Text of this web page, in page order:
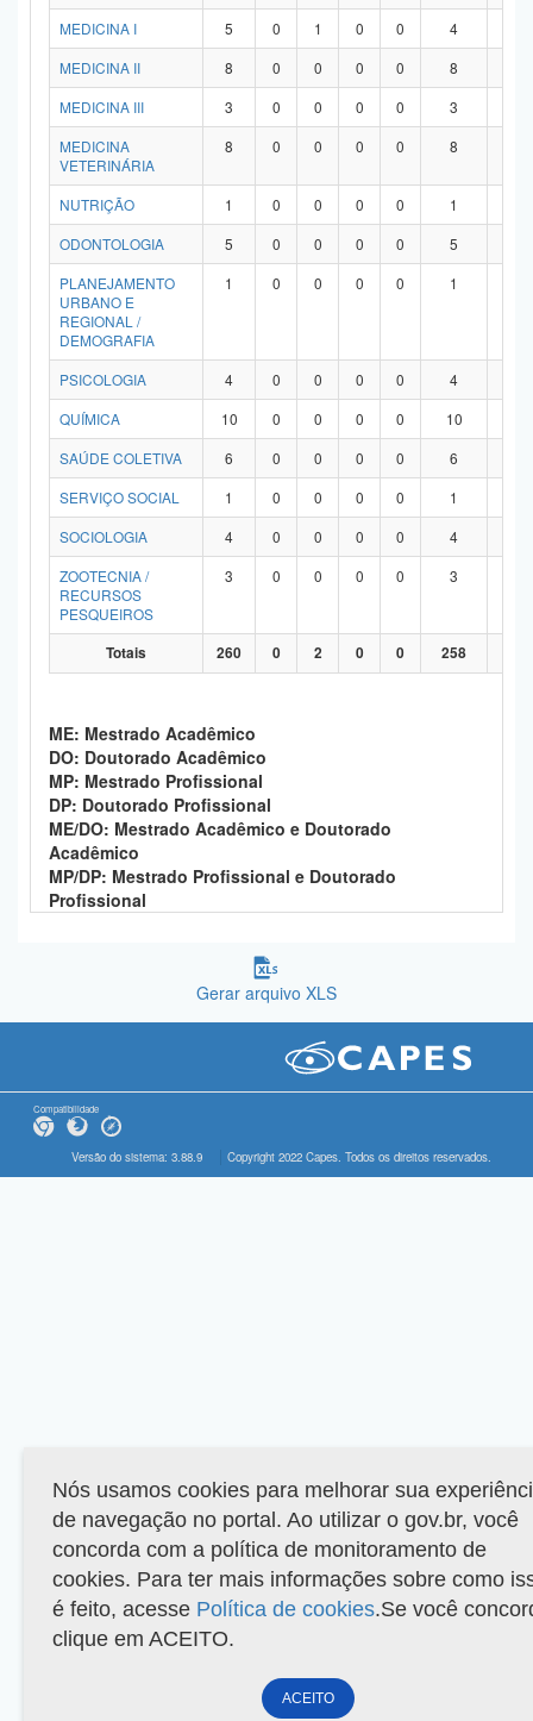
MEDICINA I
5 0 1 0 0 4
MEDICINA II
8 0 0 0 0 8
MEDICINA III
3 0 0 0 0 3
MEDICINA
VETERINÁRIA
8 0 0 0 0 8
NUTRIÇÃO 1 0 0 0 0 1
ODONTOLOGIA
5 0 0 0 0 5
PLANEJAMENTO
URBANO E
REGIONAL /
DEMOGRAFIA
1 0 0 0 0 1
PSICOLOGIA 4 0 0 0 0 4
QUÍMICA
10 0 0 0 0 10
SAÚDE COLETIVA
6 0 0 0 0 6
SERVIÇO SOCIAL
1 0 0 0 0 1
SOCIOLOGIA
4 0 0 0 0 4
ZOOTECNIA /
RECURSOS
PESQUEIROS
3 0 0 0 0 3
Totais 260 0 2 0 0 258
ME: Mestrado Acadêmico
DO: Doutorado Acadêmico
MP: Mestrado Profissional
DP: Doutorado Profissional
ME/DO: Mestrado Acadêmico e Doutorado
Acadêmico
MP/DP: Mestrado Profissional e Doutorado
Profissional
Gerar arquivo XLS
Compatibilidade
Versão do sistema: 3.88.9 Copyright 2022 Capes. Todos os direitos reservados.
Nós usamos cookies para melhorar sua
de navegação no portal. Ao utilizar o gov.br, você
concorda com a política de monitoramento de
cookies. Para ter mais informações sobre como
é feito, acesse Política de cookies.Se você
clique em ACEITO.
ACEITO